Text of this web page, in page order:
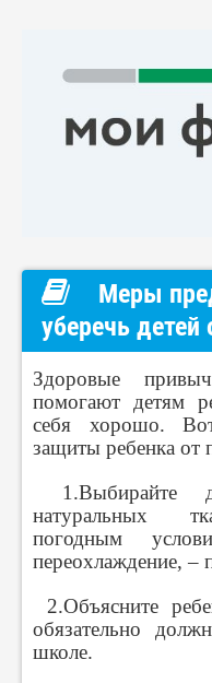
Меры
уберечь детей
Здоровые
помогают детям
себя хорошо.
защиты ребенка от
1.Выбирайте
натуральных
погодным
переохлаждение, –
2.Объясните
обязательно
школе.